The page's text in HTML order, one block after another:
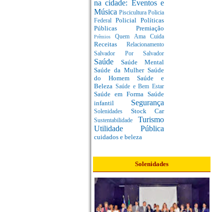
na cidade: Eventos e
Música Piscicultura Policia
Federal Policial Políticas
Públicas Premiação
PrêmiosQuem Ama Cuida
Receitas Relacionamento
Salvador Por Salvador
Saúde Saúde Mental
Saúde da Mulher Saúde
do Homem Saúde e
Beleza Saúde e Bem Estar
Saúde em Forma Saúde
infantil Segurança
Solenidades Stock Car
Sustentabilidade Turismo
Utilidade Pública
cuidados e beleza
Solenidades